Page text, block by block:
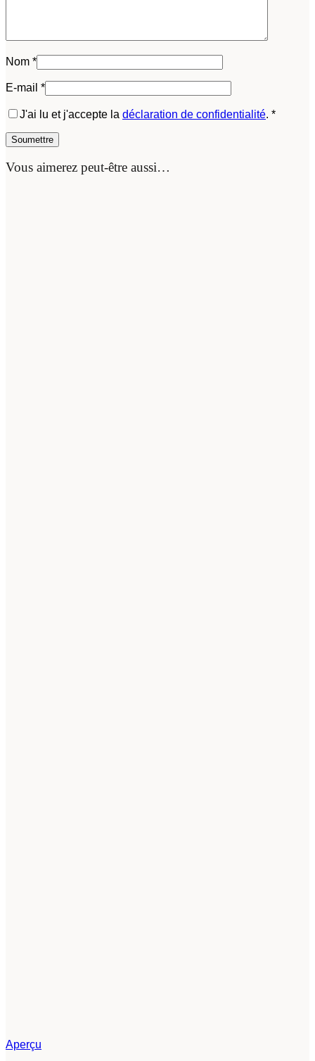
Nom *
E-mail *
J'ai lu et j'accepte la déclaration de confidentialité. *
Vous aimerez peut-être aussi…
Aperçu